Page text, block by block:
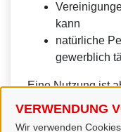
VERWENDUNG
Wir verwenden
kann
natürliche
gewerblich
Eine Nutzung ist
Sinne von § 1